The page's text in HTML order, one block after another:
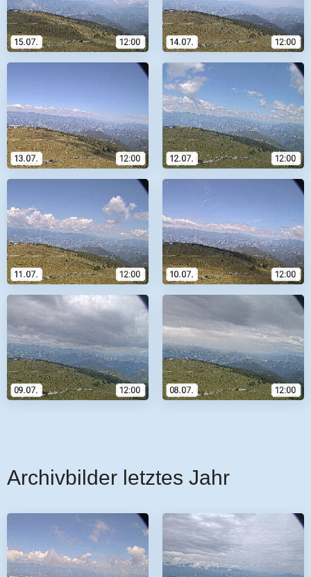
Archivbilder letztes Jahr